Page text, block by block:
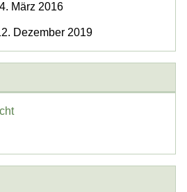
März 2016
Dezember 2019